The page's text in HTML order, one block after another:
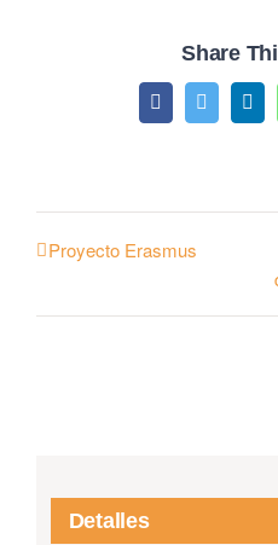
Share
FacebookTwitter
Proyecto Erasmus
Detalles